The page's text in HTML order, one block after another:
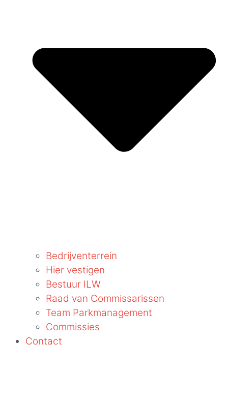
Bedrijventerrein
Hier vestigen
Bestuur ILW
Raad van Commissarissen
Team Parkmanagement
Commissies
Contact